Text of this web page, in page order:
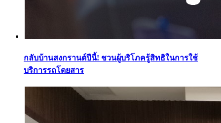
กลับบ้านสงกรานต์ปีนี้! ชวนผู้บริโภครู้สิทธิในการใช้
บริการรถโดยสาร